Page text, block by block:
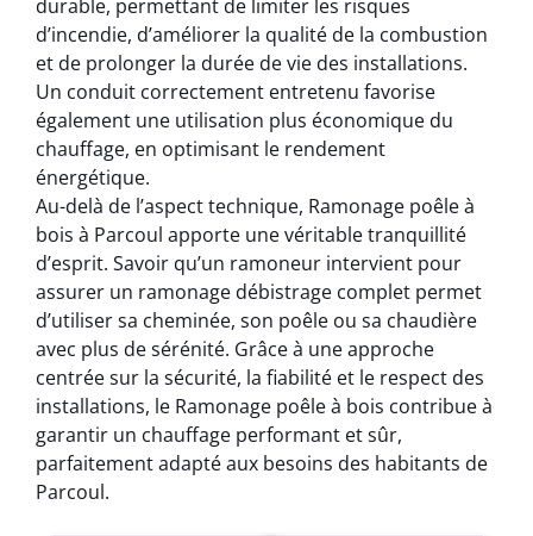
durable, permettant de limiter les risques
d’incendie, d’améliorer la qualité de la combustion
et de prolonger la durée de vie des installations.
Un conduit correctement entretenu favorise
également une utilisation plus économique du
chauffage, en optimisant le rendement
énergétique.
Au-delà de l’aspect technique, Ramonage poêle à
bois à Parcoul apporte une véritable tranquillité
d’esprit. Savoir qu’un ramoneur intervient pour
assurer un ramonage débistrage complet permet
d’utiliser sa cheminée, son poêle ou sa chaudière
avec plus de sérénité. Grâce à une approche
centrée sur la sécurité, la fiabilité et le respect des
installations, le Ramonage poêle à bois contribue à
garantir un chauffage performant et sûr,
parfaitement adapté aux besoins des habitants de
Parcoul.